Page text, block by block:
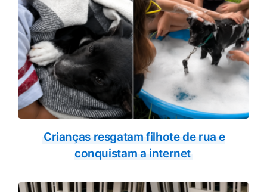
Crianças resgatam filhote de rua e
conquistam a internet